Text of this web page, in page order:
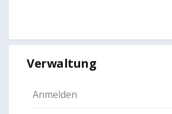
Verwaltung
Anmelden